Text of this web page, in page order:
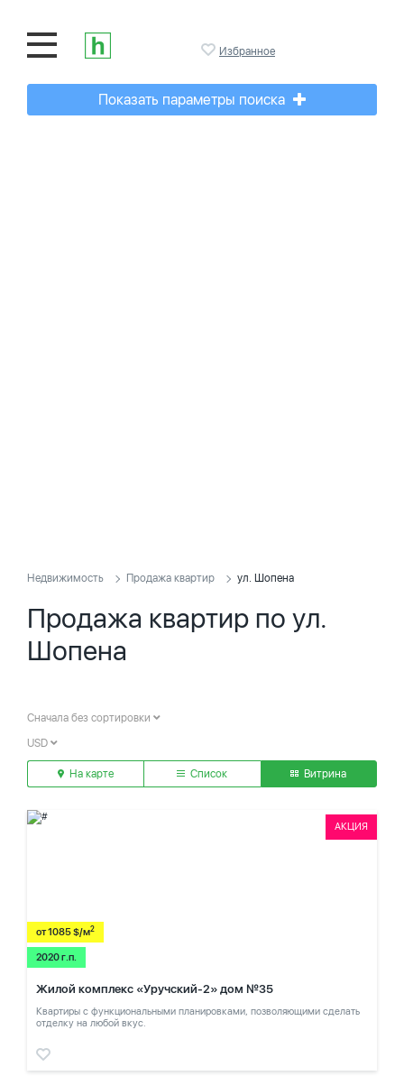
Избранное
Показать параметры поиска
Недвижимость Продажа квартир ул. Шопена
Продажа квартир по ул.
Шопена
Сначала без сортировки
USD
На карте Список Витрина
АКЦИЯ
от 1085 $/м2
2020 г.п.
Жилой комплекс «Уручский-2» дом №35
Квартиры с функциональными планировками, позволяющими сделать
отделку на любой вкус.